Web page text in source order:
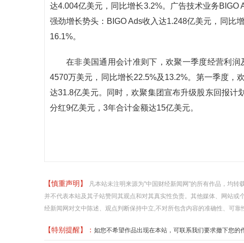
达4.004亿美元，同比增长3.2%。广告技术业务
强劲增长势头：BIGO Ads收入达1.248亿美元，同比
16.1%。
在非美国通用会计准则下，欢聚一季度经营利
4570万美元，同比增长22.5%及13.2%。第一季度，
达31.8亿美元。同时，欢聚集团宣布升级股东回报计
分红9亿美元，3年合计金额达15亿美元。
【慎重声明】
凡本站未注明来源为"中国财经新闻网"的所有作品，均转
并不代表本站及其子站赞同其观点和对其真实性负责。其他媒体、网站
经新闻网对文中陈述、观点判断保持中立,不对所包含内容的准确性、可靠
【特别提醒】： 如您不希望作品出现在本站，可联系我们要求撤下您的